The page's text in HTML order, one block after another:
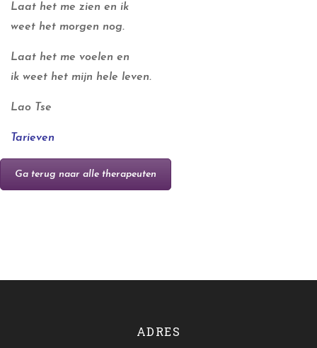
Laat het me zien en ik
weet het morgen nog.
Laat het me voelen en
ik weet het mijn hele leven.
Lao Tse
Tarieven
Ga terug naar alle therapeuten
ADRES